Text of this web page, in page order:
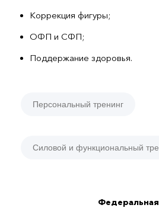
Коррекция фигуры;
ОФП и СФП;
Поддержание здоровья.
Персональный тренинг
Силовой и функциональный